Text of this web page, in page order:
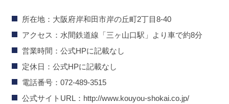
所在地：大阪府岸和田市岸の丘町2丁目8-40
アクセス：水間鉄道線「三ヶ山口駅」より車で約8分
営業時間：公式HPに記載なし
定休日：公式HPに記載なし
電話番号：072-489-3515
公式サイトURL：http://www.kouyou-shokai.co.jp/